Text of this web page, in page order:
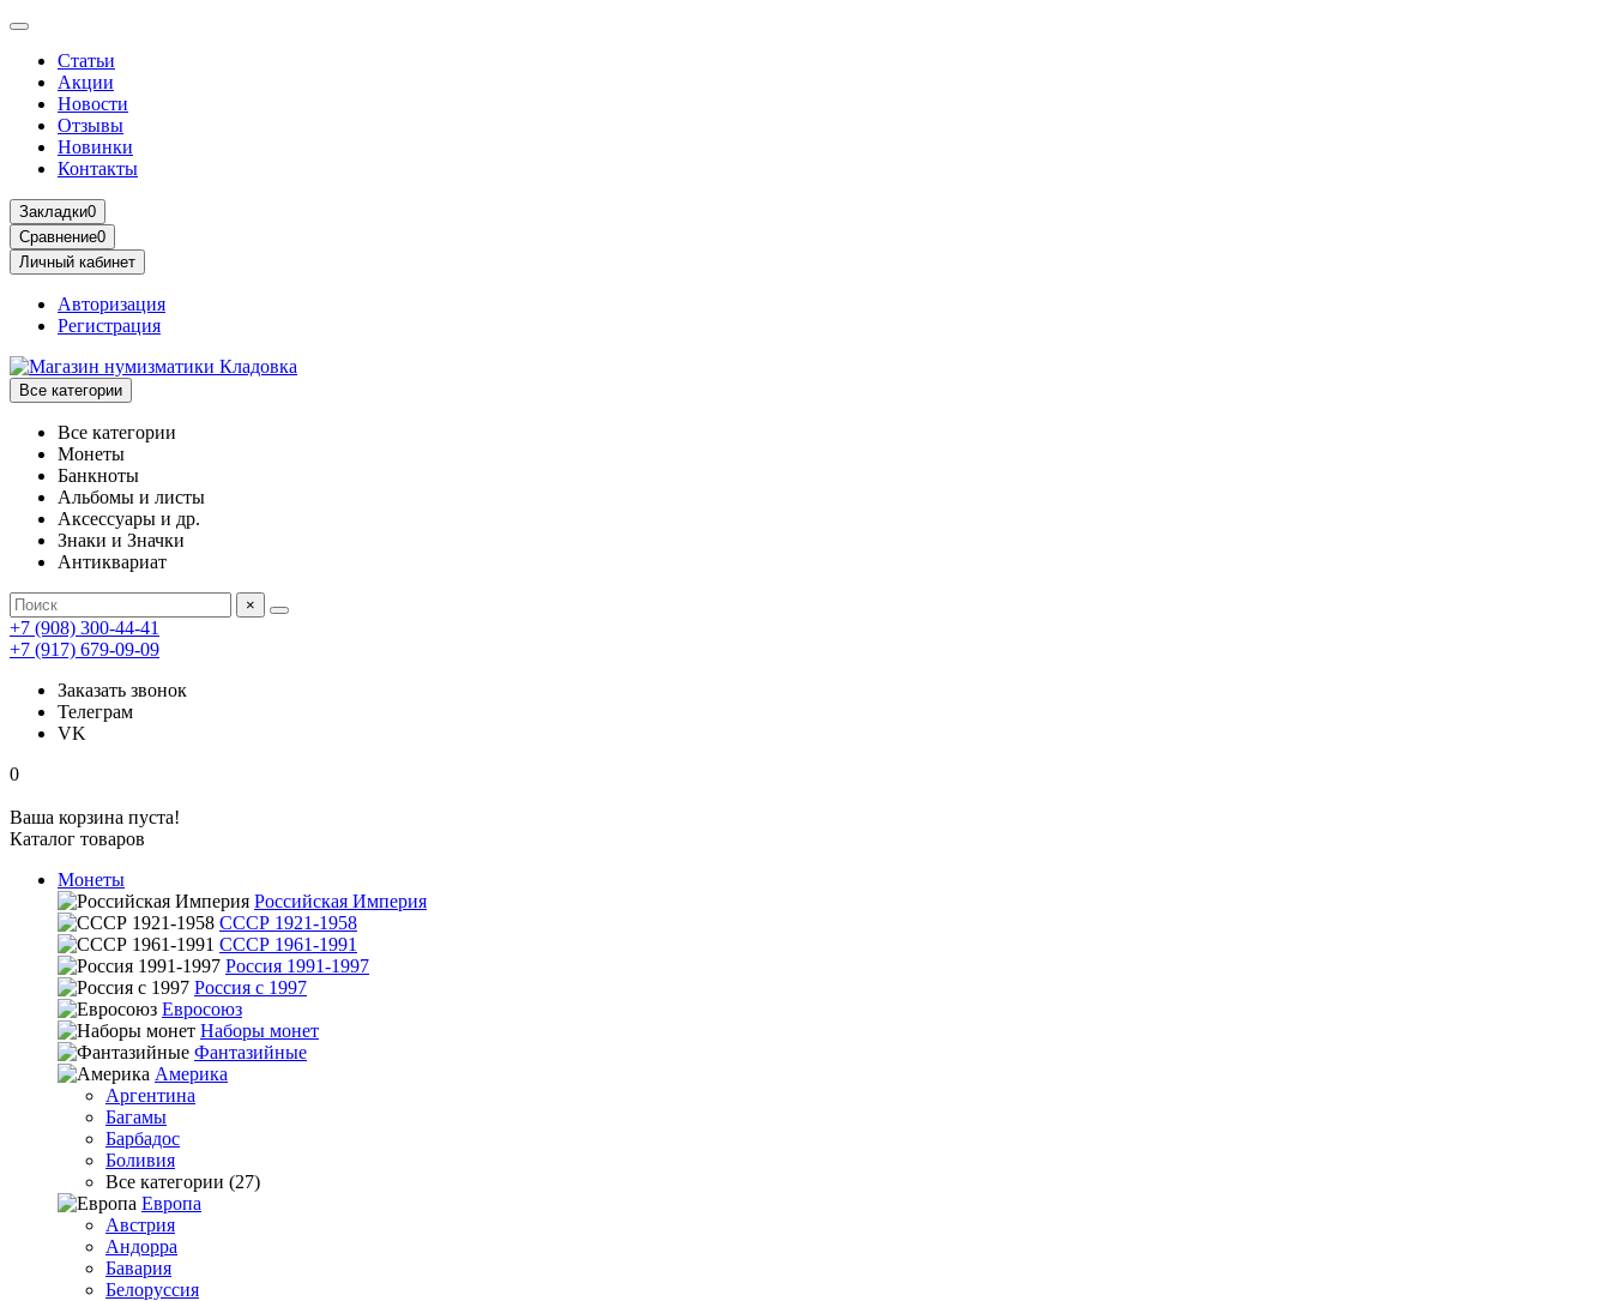
Статьи
Акции
Новости
Отзывы
Новинки
Контакты
Закладки0
Сравнение0
Личный кабинет
Авторизация
Регистрация
Все категории
Все категории
Монеты
Банкноты
Альбомы и листы
Аксессуары и др.
Знаки и Значки
Антиквариат
×
+7 (908) 300-44-41
+7 (917) 679-09-09
Заказать звонок
Телеграм
VK
0
Ваша корзина пуста!
Каталог товаров
Монеты
Российская Империя
СССР 1921-1958
СССР 1961-1991
Россия 1991-1997
Россия с 1997
Евросоюз
Наборы монет
Фантазийные
Америка
Аргентина
Багамы
Барбадос
Боливия
Все категории (27)
Европа
Австрия
Андорра
Бавария
Белоруссия